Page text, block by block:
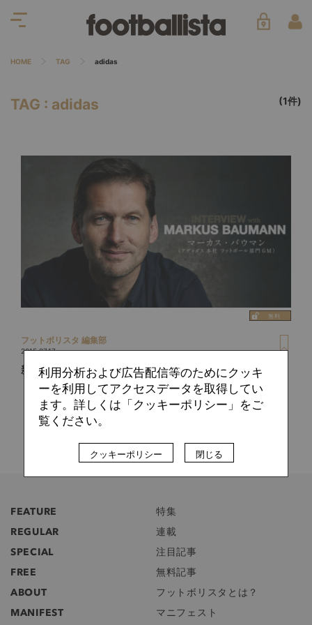
HOME TAG adidas
TAG : adidas (1件)
フットボリスタ 編集部
2015.07.17
新スパイクに込められたアディダスの哲学とは？
FEATURE
特集
REGULAR
連載
SPECIAL
注目記事
FREE
無料記事
ABOUT
フットボリスタとは？
MANIFEST
マニフェスト
利用分析および広告配信等のためにクッキ
ーを利用してアクセスデータを取得してい
ます。詳しくは「クッキーポリシー」をご
覧ください。
クッキーポリシー 閉じる